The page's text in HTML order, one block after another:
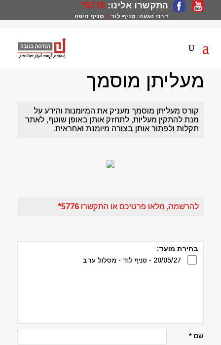
התקשרו אלינו: 5776*
דרכי הגעה: סניף לוד סניף חיפה
הנדסה בגובה
מעליתן מוסמך
קורס מעליתן מוסמך מעניק את המיומנות והידע על
מנת להתקין מעליות, לתחזק אותן באופן שוטף, לאתר
תקלות ולפתור אותן בצורה מיומנת ואחראית.
להרשמה, מלאו פרטיכם או התקשרו 5776*
בחירת מועד:
20/05/27 - סניף לוד - מסלול ערב
שם *